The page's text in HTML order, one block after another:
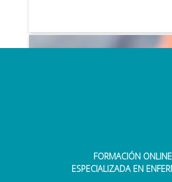
Actualizan el protocolo
FORMACIÓN ONLINE
ESPECIALIZADA EN